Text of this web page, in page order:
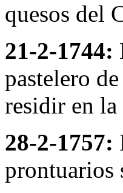
quesos del
21-2-1744:
pastelero
residir en la
28-2-1757:
prontuarios